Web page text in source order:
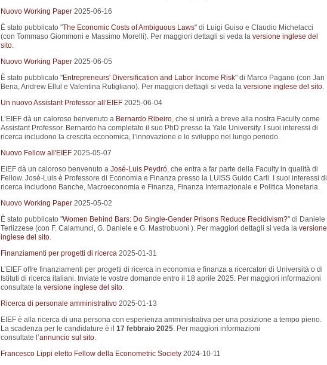
Nuovo Working Paper 2025-06-16
È stato pubblicato "The Economic Costs of Ambiguous Laws" di Luigi Guiso e Claudio Michelacci
(con Tommaso Giommoni e Massimo Morelli). Per maggiori dettagli si veda la versione inglese del
sito.
Nuovo Working Paper 2025-06-05
È stato pubblicato "Entrepreneurs' Diversification and Labor Income Risk" di Marco Pagano (con Jan
Bena, Andrew Ellul e Valentina Rutigliano). Per maggiori dettagli si veda la versione inglese del sito.
Un nuovo Assistant Professor all’EIEF 2025-06-04
L’EIEF dà un caloroso benvenuto a Bernardo Ribeiro, che si unirà a breve alla nostra Faculty come
Assistant Professor. Bernardo ha completato il suo PhD presso la Yale University. I suoi interessi di
ricerca includono la crescita economica, l’innovazione e lo sviluppo nel lungo periodo.
Nuovo Fellow all'EIEF 2025-05-07
EIEF dà un caloroso benvenuto a José-Luis Peydró, che entra a far parte della Faculty in qualità di
Fellow. José-Luis è Professore di Economia e Finanza presso la LUISS Guido Carli. I suoi interessi di
ricerca includono Banche, Macroeconomia e Finanza, Finanza Internazionale e Politica Monetaria.
Nuovo Working Paper 2025-05-02
È stato pubblicato "Women Behind Bars: Do Single-Gender Prisons Reduce Recidivism?" di Daniele
Terlizzese (con F. Calamunci, G. Daniele e G. Mastrobuoni ). Per maggiori dettagli si veda la versione
inglese del sito.
Finanziamenti per progetti di ricerca 2025-01-31
L’EIEF offre finanziamenti per progetti di ricerca in economia e finanza a ricercatori di Università o di
Istituti di ricerca italiani. Inviate le vostre domande entro il 18 aprile 2025. Per maggiori informazioni
consultate la versione inglese del sito.
Ricerca di personale amministrativo 2025-01-13
EIEF è alla ricerca di una persona con esperienza amministrativa per una posizione a tempo pieno.
La scadenza per le candidature è il 17 febbraio 2025. Per maggiori informazioni
consultate l’annuncio sul sito.
Francesco Lippi eletto Fellow della Econometric Society 2024-10-11